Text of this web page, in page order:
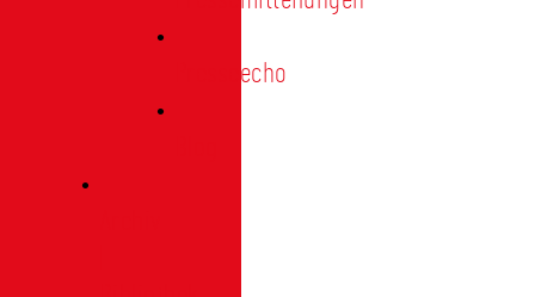
Presseecho